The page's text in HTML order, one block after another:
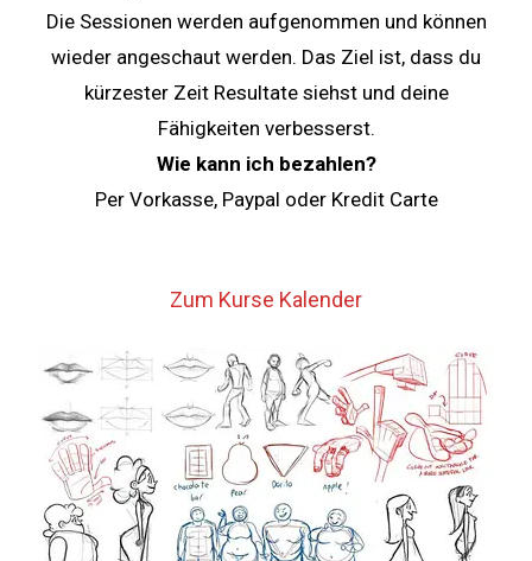
Die Sessionen werden aufgenommen und können
wieder angeschaut werden. Das Ziel ist, dass du
kürzester Zeit Resultate siehst und deine
Fähigkeiten verbesserst.
Wie kann ich bezahlen?
Per Vorkasse, Paypal oder Kredit Carte
Zum Kurse Kalender